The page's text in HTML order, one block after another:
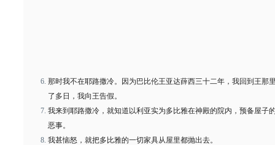
那时我不在耶路撒冷。因为巴比伦王亚达薛西三十二年，我回到王那
了多日，我向王告假。
我来到耶路撒冷，就知道以利亚实为多比雅在神殿的院内，预备屋子
恶事。
我甚恼怒，就把多比雅的一切家具从屋里都抛出去。